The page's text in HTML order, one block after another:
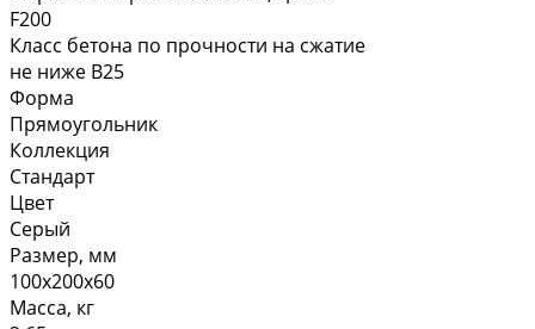
F200
Класс бетона по прочности на сжатие
не ниже В25
Форма
Прямоугольник
Коллекция
Стандарт
Цвет
Серый
Размер, мм
100х200х60
Масса, кг